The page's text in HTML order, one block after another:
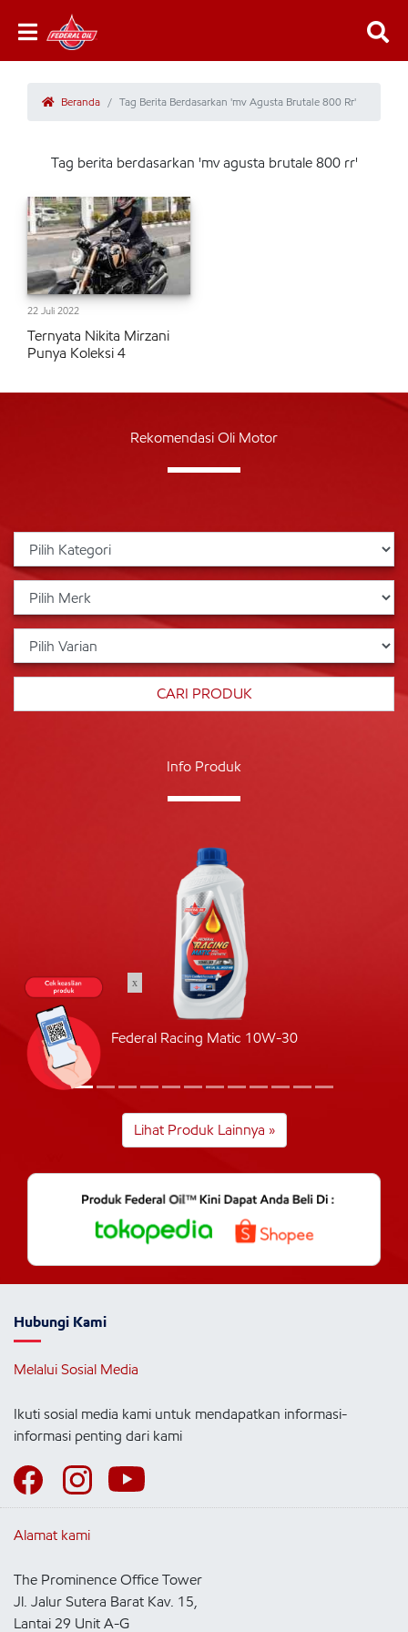
Beranda Tag Berita Berdasarkan 'mv Agusta Brutale 800 Rr'
Tag berita berdasarkan 'mv agusta brutale 800 rr'
22 Juli 2022
Ternyata Nikita Mirzani
Punya Koleksi 4
Rekomendasi Oli Motor
Info Produk
Federal Racing Matic 10W-30
Lihat Produk Lainnya »
Hubungi Kami
Melalui Sosial Media
Ikuti sosial media kami untuk mendapatkan informasi-
informasi penting dari kami
Alamat kami
The Prominence Office Tower
Jl. Jalur Sutera Barat Kav. 15,
Lantai 29 Unit A-G
x